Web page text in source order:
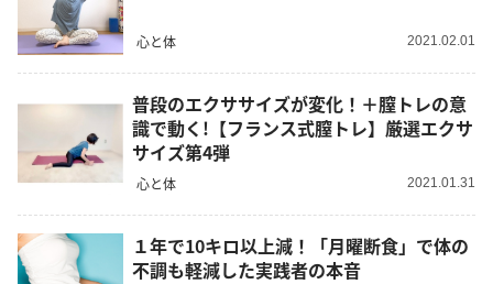
心と体 2021.02.01
普段のエクササイズが変化！＋膣トレの意
識で動く!【フランス式膣トレ】厳選エクサ
サイズ第4弾
心と体 2021.01.31
１年で10キロ以上減！「月曜断食」で体の
不調も軽減した実践者の本音